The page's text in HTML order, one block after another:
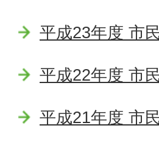
平成23年度 市
平成22年度 市
平成21年度 市